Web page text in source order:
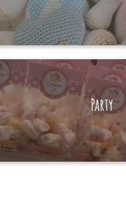
HAND MADE
Party